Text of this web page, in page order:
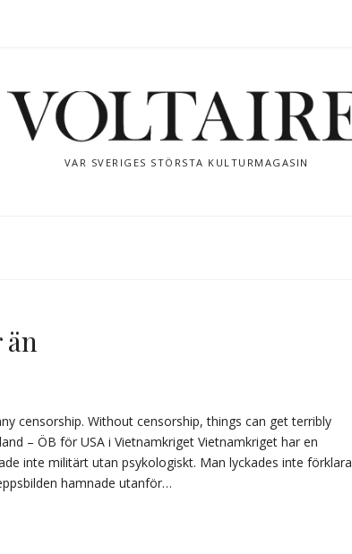
VAR SVERIGES STÖRSTA KULTURMAGASIN
censorship. Without censorship, things can get terribly
– ÖB för USA i Vietnamkriget Vietnamkriget har en
inte militärt utan psykologiskt. Man lyckades inte förklara
hamnade utanför…